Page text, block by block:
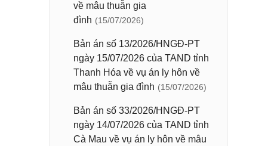
về mâu thuẫn gia
đình (15/07/2026)
Bản án số 13/2026/HNGĐ-PT
ngày 15/07/2026 của TAND tỉnh
Thanh Hóa về vụ án ly hôn về
mâu thuẫn gia đình (15/07/2026)
Bản án số 33/2026/HNGĐ-PT
ngày 14/07/2026 của TAND tỉnh
Cà Mau về vụ án ly hôn về mâu